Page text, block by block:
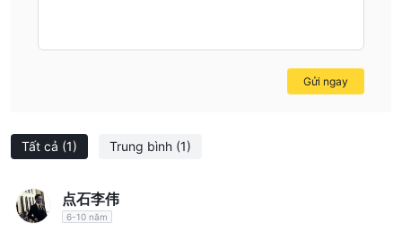
Tất cả (1) Trung bình (1)
点石李伟
6-10 năm
Gửi ngay